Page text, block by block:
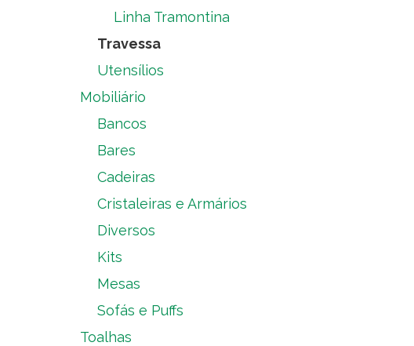
Linha Tramontina
Travessa
Utensílios
Mobiliário
Bancos
Bares
Cadeiras
Cristaleiras e Armários
Diversos
Kits
Mesas
Sofás e Puffs
Toalhas